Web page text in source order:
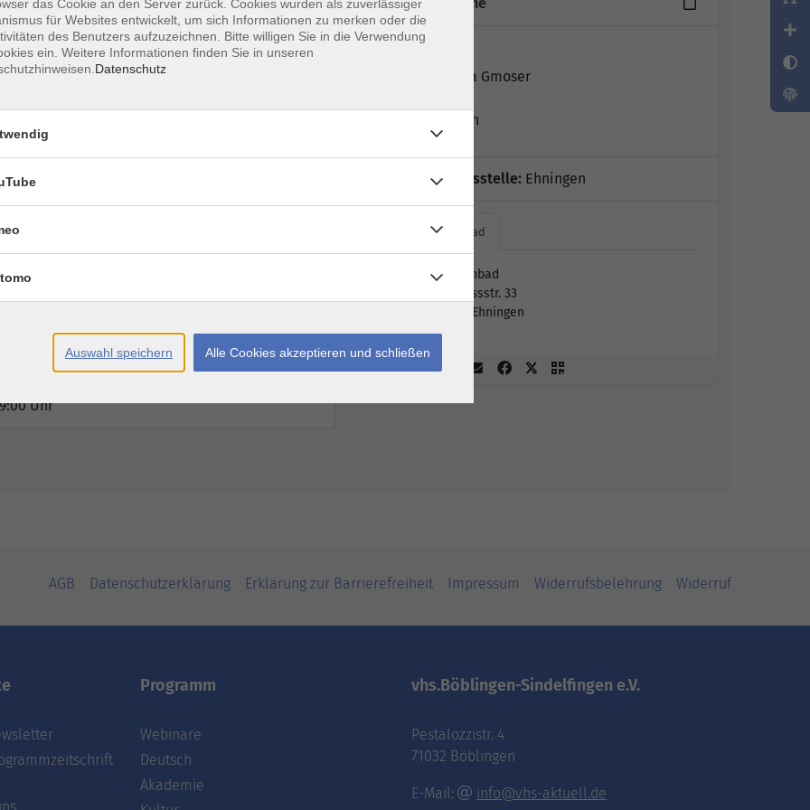
Teilnehmer dosiert Kraft und Tempo nach
trainiert.
Fitness vorausgesetzt. Bei Herz-Kreislauf
Arzt.
19:00 Uhr
19:00 Uhr
Uhr
Leitung:
Shoshana Gmoser
Ute Braun
Geschäftsstelle: Ehningen
Hallenbad
Hallenbad
Schlossstr. 33
71139 Ehningen
AGB Datenschutzerklärung Erklärung zur Barrierefreiheit Impressum Widerrufsbelehrung Widerruf
Programm
Webinare
Deutsch
Akademie
vhs.Böblingen-Sindelfingen e.V.
Pestalozzistr. 4
71032 Böblingen
E-Mail: info@vhs-aktuell.de
das Cookie an den Server zurück. Cookies wurden als zuverlässiger
für Websites entwickelt, um sich Informationen zu merken oder die
des Benutzers aufzuzeichnen. Bitte willigen Sie in die Verwendung
ein. Weitere Informationen finden Sie in unseren
Datenschutz
Auswahl speichern Alle Cookies akzeptieren und schließen